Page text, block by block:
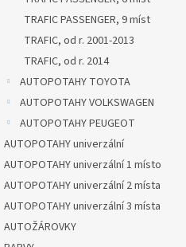
TRAFIC PASSENGER, 9 míst
TRAFIC, od r. 2001-2013
TRAFIC, od r. 2014
AUTOPOTAHY TOYOTA
AUTOPOTAHY VOLKSWAGEN
AUTOPOTAHY PEUGEOT
AUTOPOTAHY univerzální
AUTOPOTAHY univerzální 1 místo
AUTOPOTAHY univerzální 2 místa
AUTOPOTAHY univerzální 3 místa
AUTOŽÁROVKY